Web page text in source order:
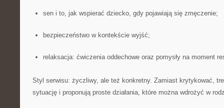
sen i to, jak wspierać dziecko, gdy pojawiają się zmęczenie;
bezpieczeństwo w kontekście wyjść;
relaksacja: ćwiczenia oddechowe oraz pomysły na moment
Styl serwisu: życzliwy, ale też konkretny. Zamiast krytykować,
sytuację i proponują proste działania, które można wdrożyć w